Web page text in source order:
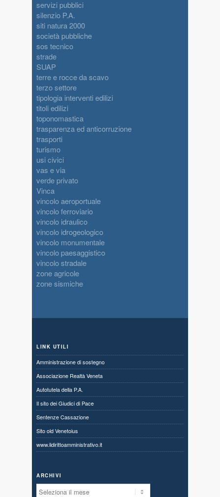
servizi pubblici
silenzio P.A.
siti natura 2000
società pubbliche
sos tecnico
strade
SUAP
terre e rocce da scavo
terzo settore
tipologia interventi edilizi
titoli edilizi
toponomastica
trasparenza ed anticorruzione
trasporti
turismo
usi civici
vas e via
verde privato
Vinca
vincolo aeroportuale
vincolo ferroviario
vincolo idraulico
vincolo idrogeologico
vincolo monumentale
vincolo paesaggistico
vincolo stradale
zone agricole
zone sismiche
LINK UTILI
Amministrazione di sostegno
Associazione Realtà Veneta
Autotutela della P.A.
Il sito dei Giudici di Pace
Sentenze Cassazione
Sito old Venetoius
www.ildirittoamministrativo.it
ARCHIVI
Archivi